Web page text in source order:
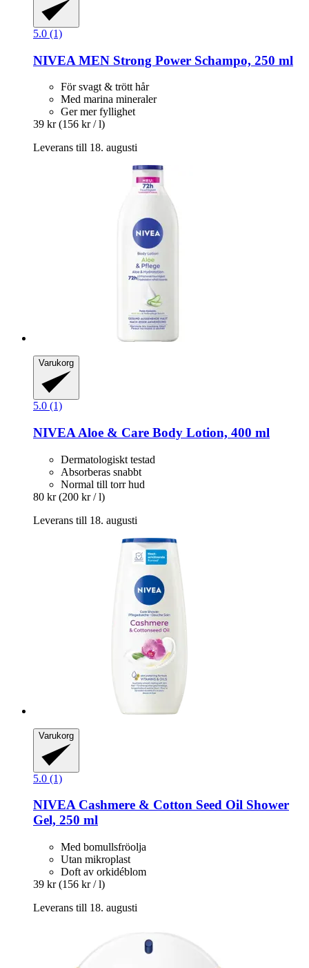
5.0 (1)
NIVEA MEN Strong Power Schampo, 250 ml
För svagt & trött hår
Med marina mineraler
Ger mer fyllighet
39 kr (156 kr / l)
Leverans till 18. augusti
Varukorg
5.0 (1)
NIVEA Aloe & Care Body Lotion, 400 ml
Dermatologiskt testad
Absorberas snabbt
Normal till torr hud
80 kr (200 kr / l)
Leverans till 18. augusti
Varukorg
5.0 (1)
NIVEACashmere & Cotton Seed Oil Shower
Gel, 250 ml
Med bomullsfröolja
Utan mikroplast
Doft av orkidéblom
39 kr (156 kr / l)
Leverans till 18. augusti